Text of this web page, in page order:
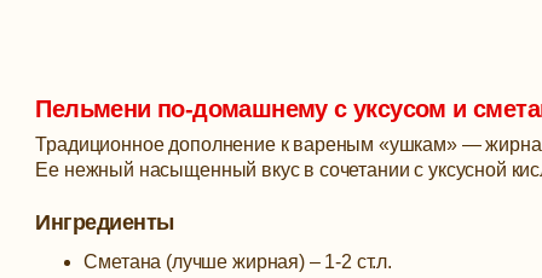
Пельмени по-домашнему с уксусом и
Традиционное дополнение к вареным «ушкам» —
Ее нежный насыщенный вкус в сочетании с уксусной
Ингредиенты
Сметана (лучше жирная) – 1-2 ст.л.